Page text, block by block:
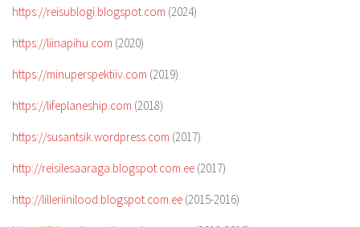
https://reisublogi.blogspot.com (2024)
https://liinapihu.com (2020)
https://minuperspektiiv.com (2019)
https://lifeplaneship.com (2018)
https://susantsik.wordpress.com (2017)
http://reisilesaaraga.blogspot.com.ee (2017)
http://lilleriinilood.blogspot.com.ee (2015-2016)